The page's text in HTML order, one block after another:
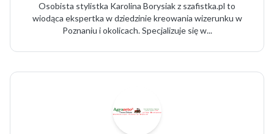
Osobista stylistka Karolina Borysiak z szafistka.pl to
wiodąca ekspertka w dziedzinie kreowania wizerunku w
Poznaniu i okolicach. Specjalizuje się w...